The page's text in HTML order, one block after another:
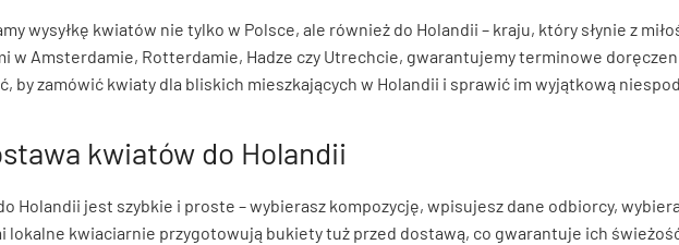
wysyłkę kwiatów nie tylko w Polsce, ale również do Holandii – kraju, który słynie z
w Amsterdamie, Rotterdamie, Hadze czy Utrechcie, gwarantujemy terminowe
by zamówić kwiaty dla bliskich mieszkających w Holandii i sprawić im wyjątkową
kwiatów do Holandii
Holandii jest szybkie i proste – wybierasz kompozycję, wpisujesz dane odbiorcy,
lokalne kwiaciarnie przygotowują bukiety tuż przed dostawą, co gwarantuje ich